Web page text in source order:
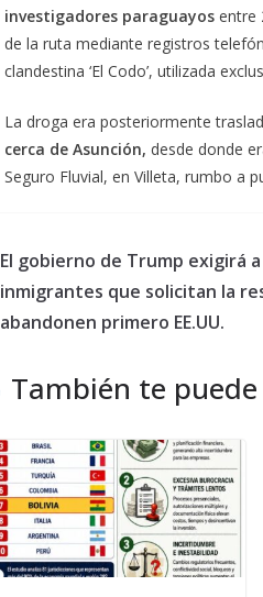
investigadores paraguayos entre
de la ruta mediante registros
clandestina ‘El Codo’, utilizada
La droga era posteriormente
cerca de Asunción, desde donde
Seguro Fluvial, en Villeta, rumbo a
El gobierno de Trump exigirá
inmigrantes que solicitan la
abandonen primero EE.UU.
También te